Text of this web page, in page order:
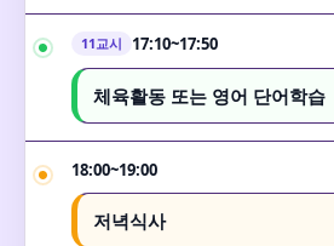
11교시 17:10~17:50
체육활동 또는 영어 단어학습
18:00~19:00
저녁식사